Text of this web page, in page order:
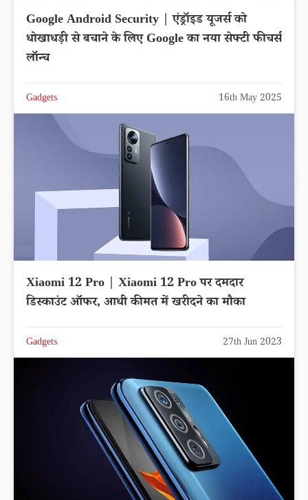
Google Android Security | एंड्रॉइड यूजर्स को
धोखाधड़ी से बचाने के लिए Google का नया सेफ्टी फीचर्स
लॉन्च
Gadgets 16th May 2025
Xiaomi 12 Pro | Xiaomi 12 Pro पर दमदार
डिस्काउंट ऑफर, आधी कीमत में खरीदने का मौका
Gadgets 27th Jun 2023